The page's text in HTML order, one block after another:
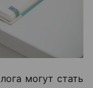
могут стать